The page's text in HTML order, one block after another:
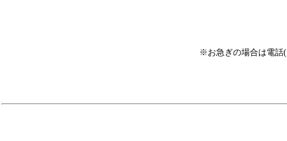
※お急ぎの場合は電話(